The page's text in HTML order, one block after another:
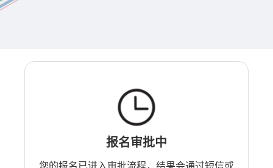
报名审批中
您的报名已进入审批流程，结果会通过短信或